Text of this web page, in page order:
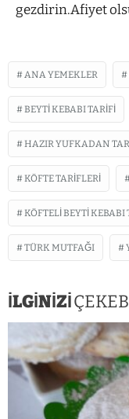
gezdirin.Afiyet
ANA YEMEKLER
BEYTI KEBABI TARIFI
HAZIR YUFKADAN
KÖFTE TARIFLERI
KÖFTELI BEYTI KEBABI
TÜRK MUTFAĞI
İLGİNİZİ